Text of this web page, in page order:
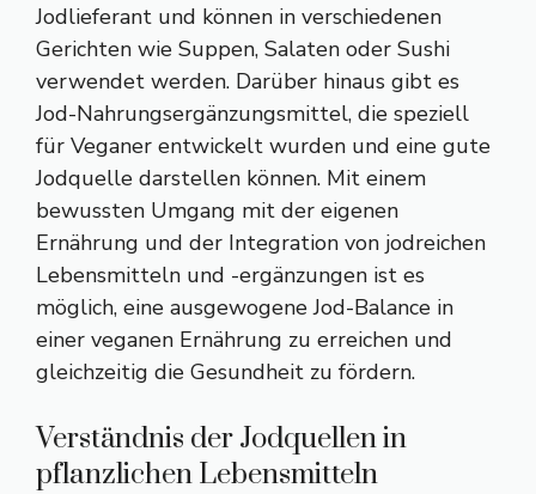
Jodlieferant und können in verschiedenen
Gerichten wie Suppen, Salaten oder Sushi
verwendet werden. Darüber hinaus gibt es
Jod-Nahrungsergänzungsmittel, die speziell
für Veganer entwickelt wurden und eine gute
Jodquelle darstellen können. Mit einem
bewussten Umgang mit der eigenen
Ernährung und der Integration von jodreichen
Lebensmitteln und -ergänzungen ist es
möglich, eine ausgewogene Jod-Balance in
einer veganen Ernährung zu erreichen und
gleichzeitig die Gesundheit zu fördern.
Verständnis der Jodquellen in
pflanzlichen Lebensmitteln